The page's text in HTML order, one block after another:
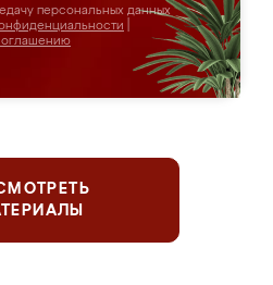
персональных данных